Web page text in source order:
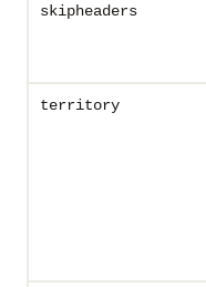
skipheaders
territory